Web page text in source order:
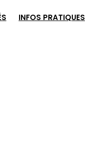
INFOS PRATIQUES